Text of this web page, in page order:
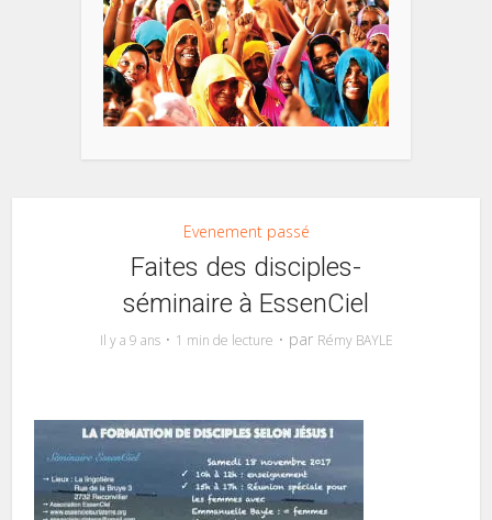
Evenement passé
Faites des disciples-
séminaire à EssenCiel
Il y a 9 ans 1 min de lecture par Rémy BAYLE